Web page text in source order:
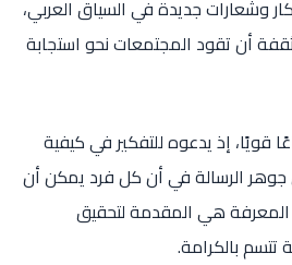
وشعارات جديدة في السياق العربي،
أن تقود المجتمعات نحو استجابة
قويًا، إذ يدعوه للتفكير في كيفية
جوهر الرسالة في أن كل فرد يمكن أن
هي المقدمة لتحقيق
تتسم بالكرامة.